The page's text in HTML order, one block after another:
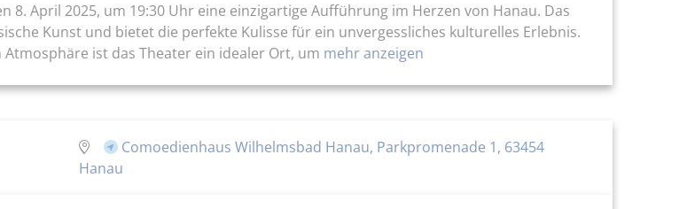
8. April 2025, um 19:30 Uhr eine einzigartige Aufführung im Herzen von Hanau. Das
Kunst und bietet die perfekte Kulisse für ein unvergessliches kulturelles Erlebnis.
ist das Theater ein idealer Ort, um mehr anzeigen
Comoedienhaus Wilhelmsbad Hanau, Parkpromenade 1, 63454
Hanau